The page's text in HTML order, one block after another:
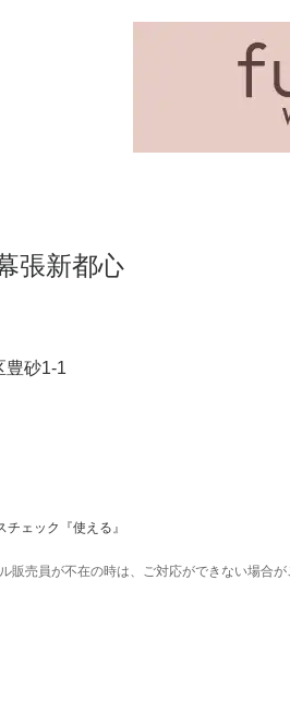
張新都心
豊砂1-1
チェック『使える』
販売員が不在の時は、ご対応ができない場合